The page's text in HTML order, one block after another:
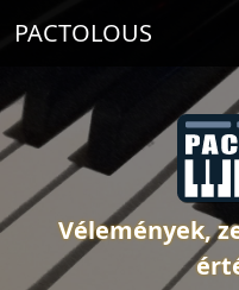
PACTOLOUS
Vélemények,